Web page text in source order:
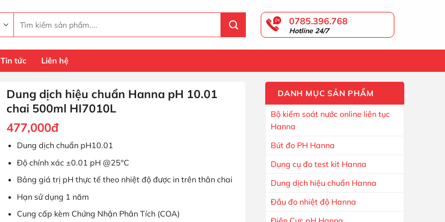
kiếm:
0785.396.768
Hotline 24/7
Tin tức Liên hệ
DANH MỤC SẢN PHẨM
Bộ kiểm soát nước online liên tục
Hanna
Bút đo PH Hanna
Dụng cụ đo test kit Hanna
Dung dịch hiệu chuẩn Hanna
Đầu đo nhiệt độ Hanna
Dung dịch hiệu chuẩn Hanna pH 10.01
chai 500ml HI7010L
477,000đ
Dung dịch chuẩn pH10.01
Độ chính xác ±0.01 pH @25°C
Bảng giá trị pH thực tế theo nhiệt độ được in trên thân chai
Hạn sử dụng 1 năm
Cung cấp kèm Chứng Nhận Phân Tích (COA)